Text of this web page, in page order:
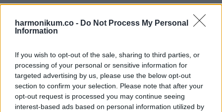
harmonikum.co - Do Not Process My Personal
Information
If you wish to opt-out of the sale, sharing to third parties, or
processing of your personal or sensitive information for
targeted advertising by us, please use the below opt-out
section to confirm your selection. Please note that after your
opt-out request is processed you may continue seeing
interest-based ads based on personal information utilized by
Oszd meg ezt a posztot:
via
Email